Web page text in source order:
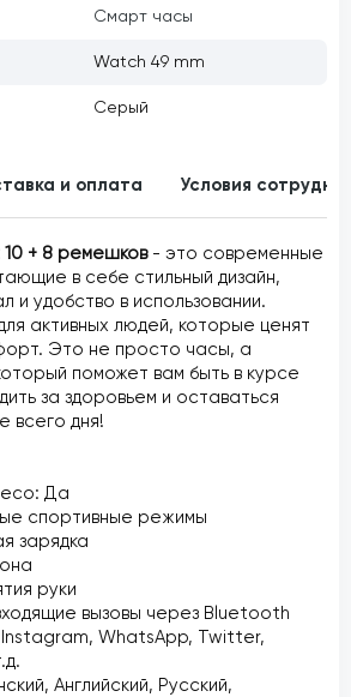
Смарт часы
Watch 49 mm
Серый
и оплата Условия
+ 8 ремешков - это современные
в себе стильный дизайн,
и удобство в использовании.
активных людей, которые ценят
Это не просто часы, а
поможет вам быть в курсе
за здоровьем и оставаться
всего дня!
Да
спортивные режимы
зарядка
руки
вызовы через Bluetooth
WhatsApp, Twitter,
Английский, Русский,